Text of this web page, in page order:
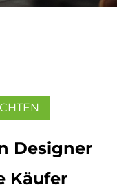
Designer
Käufer